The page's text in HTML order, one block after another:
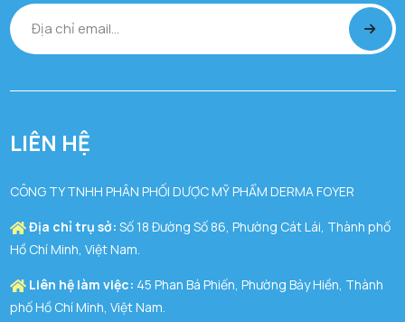
LIÊN HỆ
CÔNG TY TNHH PHÂN PHỐI DƯỢC MỸ PHẨM DERMA FOYER
Địa chỉ trụ sở: Số 18 Đường Số 86, Phường Cát Lái, Thành phố
Hồ Chí Minh, Việt Nam.
Liên hệ làm việc: 45 Phan Bá Phiến, Phường Bảy Hiền, Thành
phố Hồ Chí Minh, Việt Nam.